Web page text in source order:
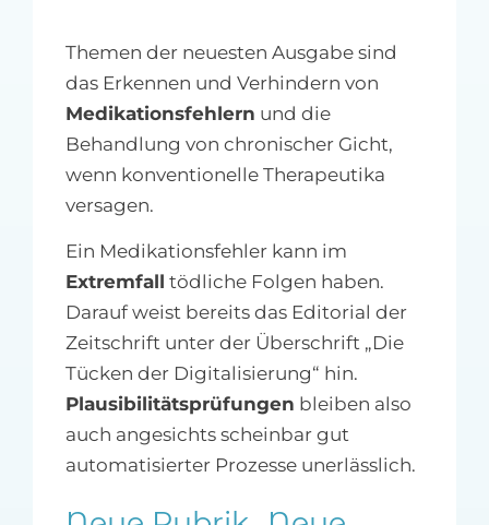
Themen der neuesten Ausgabe sind
das Erkennen und Verhindern von
Medikationsfehlern und die
Behandlung von chronischer Gicht,
wenn konventionelle Therapeutika
versagen.
Ein Medikationsfehler kann im
Extremfall tödliche Folgen haben.
Darauf weist bereits das Editorial der
Zeitschrift unter der Überschrift „Die
Tücken der Digitalisierung“ hin.
Plausibilitätsprüfungen bleiben also
auch angesichts scheinbar gut
automatisierter Prozesse unerlässlich.